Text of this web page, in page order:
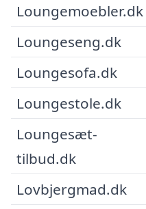
Loungemoebler.dk
Loungeseng.dk
Loungesofa.dk
Loungestole.dk
Loungesæt-
tilbud.dk
Lovbjergmad.dk